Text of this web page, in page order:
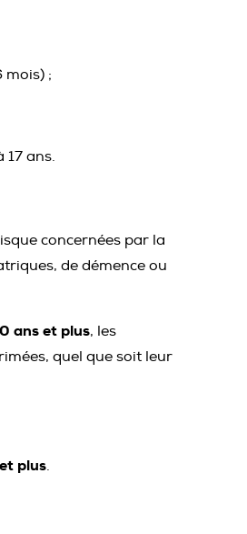
;
ans.
concernées par la
de démence ou
ans et plus, les
quel que soit leur
plus.